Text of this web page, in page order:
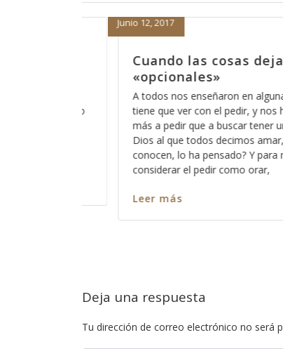
acostumbrado
Dicen que las
antes
Septiembre 1, 2016
Últimamente he escuchado
no son como antes”, lo
la gente de mi generación y
embargo no puedo negar
cambiado radicalmente y
entendíamos como normal y
Deja una respuesta
Tu dirección de correo electrónico no será